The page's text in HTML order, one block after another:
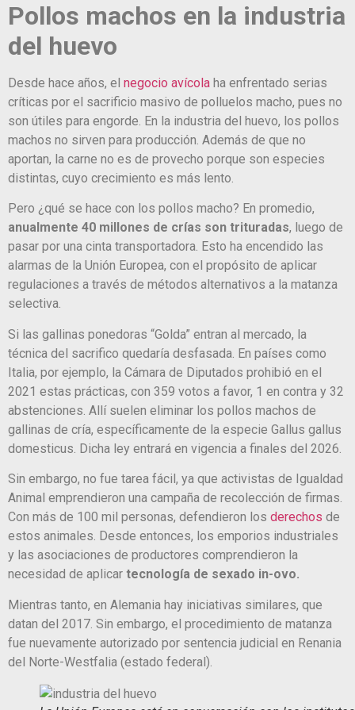
Pollos machos en la industria
del huevo
Desde hace años, el negocio avícola ha enfrentado serias
críticas por el sacrificio masivo de polluelos macho, pues no
son útiles para engorde. En la industria del huevo, los pollos
machos no sirven para producción. Además de que no
aportan, la carne no es de provecho porque son especies
distintas, cuyo crecimiento es más lento.
Pero ¿qué se hace con los pollos macho? En promedio,
anualmente 40 millones de crías son trituradas, luego de
pasar por una cinta transportadora. Esto ha encendido las
alarmas de la Unión Europea, con el propósito de aplicar
regulaciones a través de métodos alternativos a la matanza
selectiva.
Si las gallinas ponedoras “Golda” entran al mercado, la
técnica del sacrifico quedaría desfasada. En países como
Italia, por ejemplo, la Cámara de Diputados prohibió en el
2021 estas prácticas, con 359 votos a favor, 1 en contra y 32
abstenciones. Allí suelen eliminar los pollos machos de
gallinas de cría, específicamente de la especie Gallus gallus
domesticus. Dicha ley entrará en vigencia a finales del 2026.
Sin embargo, no fue tarea fácil, ya que activistas de Igualdad
Animal emprendieron una campaña de recolección de firmas.
Con más de 100 mil personas, defendieron los derechos de
estos animales. Desde entonces, los emporios industriales
y las asociaciones de productores comprendieron la
necesidad de aplicar tecnología de sexado in-ovo.
Mientras tanto, en Alemania hay iniciativas similares, que
datan del 2017. Sin embargo, el procedimiento de matanza
fue nuevamente autorizado por sentencia judicial en Renania
del Norte-Westfalia (estado federal).